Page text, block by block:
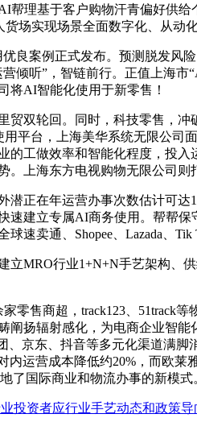
帮理基于客户购物汗青偏好供
货场实现场景全面数字化、从动
案例正式发布。预测脱发风
倾听”，智链前行。正值上海
将AI智能化使用于新零售！
双轮回。同时，科技零售，冲
用平台，上海美华系统无限公
的工做效率和智能化程度，投
。上海东方电视购物无限公司
在年运营办事次数估计可达
速建立专属AI商务使用。帮帮
速卖通、Shopee、Lazada、
行业1+N+N手艺架构、供
售商超，track123、51track等
阐扬辐射感化，为电商企业智
、京东、抖音等多元化渠道满
内运营成本降低约20%，而欧
了国际商业和物流办事的新模式
投资者应行业手艺动态和政策导